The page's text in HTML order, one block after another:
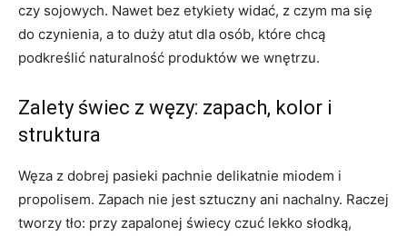
czy sojowych. Nawet bez etykiety widać, z czym ma się
do czynienia, a to duży atut dla osób, które chcą
podkreślić naturalność produktów we wnętrzu.
Zalety świec z węzy: zapach, kolor i
struktura
Węza z dobrej pasieki pachnie delikatnie miodem i
propolisem. Zapach nie jest sztuczny ani nachalny. Raczej
tworzy tło: przy zapalonej świecy czuć lekko słodką,